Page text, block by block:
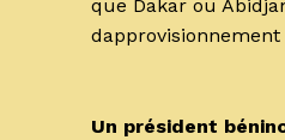
que Dakar ou
dapprovisionnement
Un président